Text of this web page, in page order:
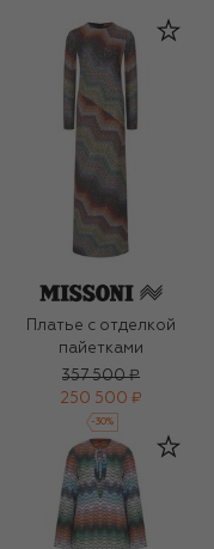
Платье с отделкой
пайетками
357 500 ₽
250 500 ₽
-30%